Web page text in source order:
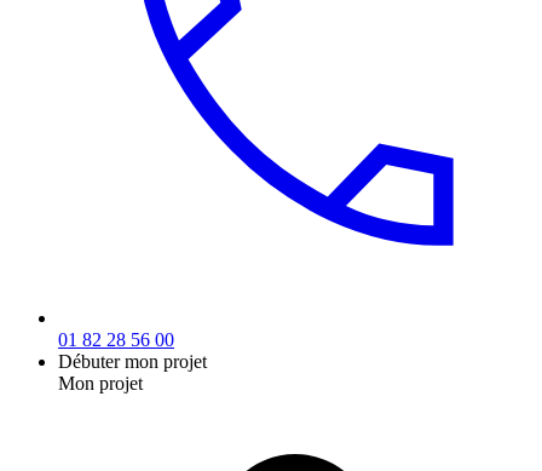
01 82 28 56 00
Débuter mon projet
Mon projet